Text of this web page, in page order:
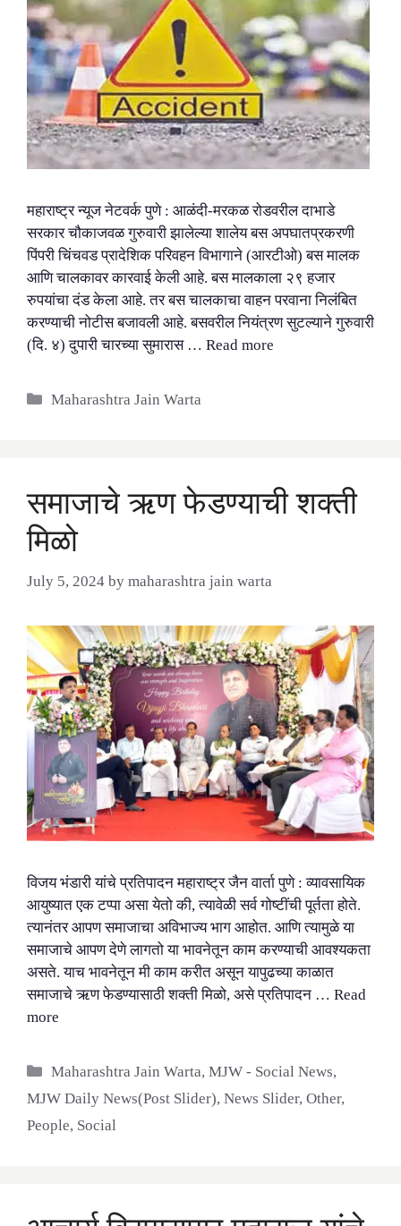
महाराष्ट्र न्यूज नेटवर्क पुणे : आळंदी-मरकळ रोडवरील दाभाडे
सरकार चौकाजवळ गुरुवारी झालेल्या शालेय बस अपघातप्रकरणी
पिंपरी चिंचवड प्रादेशिक परिवहन विभागाने (आरटीओ) बस मालक
आणि चालकावर कारवाई केली आहे. बस मालकाला २९ हजार
रुपयांचा दंड केला आहे. तर बस चालकाचा वाहन परवाना निलंबित
करण्याची नोटीस बजावली आहे. बसवरील नियंत्रण सुटल्याने गुरुवारी
(दि. ४) दुपारी चारच्या सुमारास … Read more
Categories
Maharashtra Jain Warta
समाजाचे ऋण फेडण्याची शक्ती
मिळो
July 5, 2024 by maharashtra jain warta
विजय भंडारी यांचे प्रतिपादन महाराष्ट्र जैन वार्ता पुणे : व्यावसायिक
आयुष्यात एक टप्पा असा येतो की, त्यावेळी सर्व गोष्टींची पूर्तता होते.
त्यानंतर आपण समाजाचा अविभाज्य भाग आहोत. आणि त्यामुळे या
समाजाचे आपण देणे लागतो या भावनेतून काम करण्याची आवश्यकता
असते. याच भावनेतून मी काम करीत असून यापुढच्या काळात
समाजाचे ऋण फेडण्यासाठी शक्ती मिळो, असे प्रतिपादन … Read
more
Categories
Maharashtra Jain Warta,MJW - Social News,
MJW Daily News(Post Slider), News Slider, Other,
People, Social